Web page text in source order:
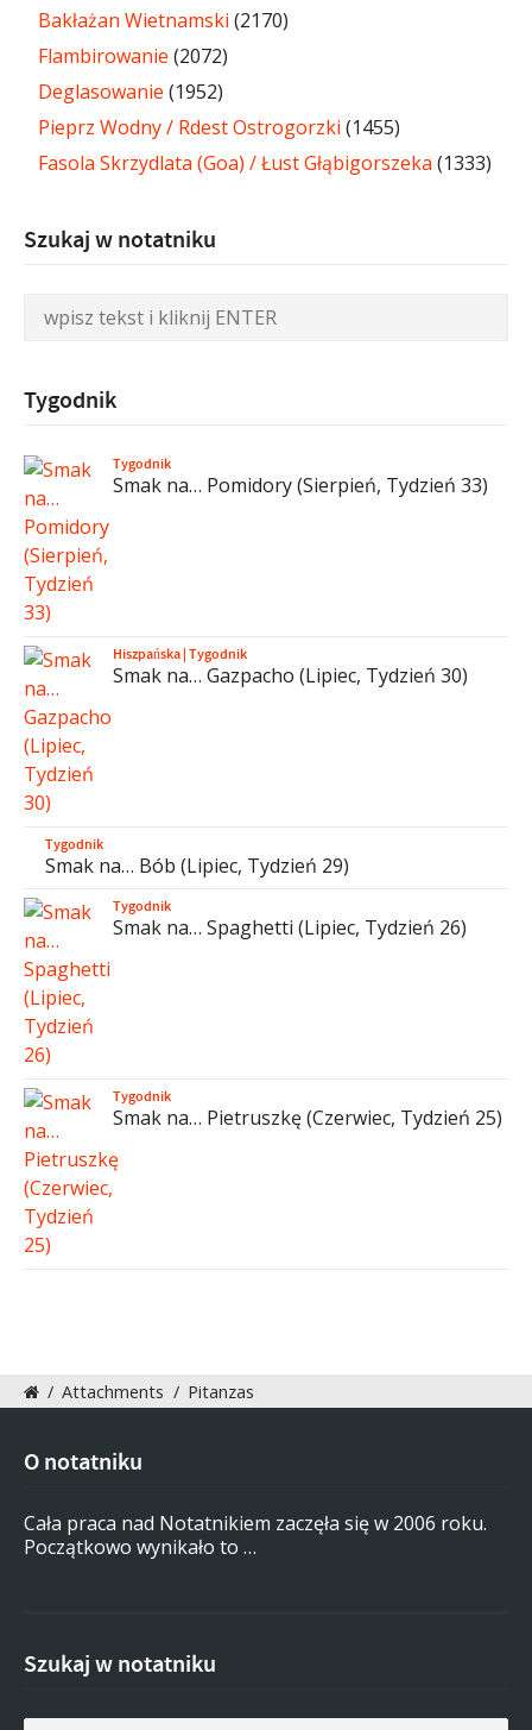
Bakłażan Wietnamski (2170)
Flambirowanie (2072)
Deglasowanie (1952)
Pieprz Wodny / Rdest Ostrogorzki (1455)
Fasola Skrzydlata (Goa) / Łust Głąbigorszeka (1333)
Szukaj w notatniku
Tygodnik
Tygodnik
Smak na… Pomidory (Sierpień, Tydzień 33)
Hiszpańska|Tygodnik
Smak na… Gazpacho (Lipiec, Tydzień 30)
Tygodnik
Smak na… Bób (Lipiec, Tydzień 29)
Tygodnik
Smak na… Spaghetti (Lipiec, Tydzień 26)
Tygodnik
Smak na… Pietruszkę (Czerwiec, Tydzień 25)
/ Attachments / Pitanzas
O notatniku
Cała praca nad Notatnikiem zaczęła się w 2006 roku.
Początkowo wynikało to …
Szukaj w notatniku